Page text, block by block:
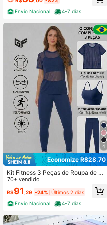
Quase esgotado!
Envio Nacional
4-7 dias
4
Economize R$28,70
Kit Fitness 3 Peças de Roupa de Ac
ademia Feminino – Blusa de Tule +
Top com Bojo + Calça Legging - Co
njunto Academia Feminino 3 Peças
– Camiseta de Tule + Top com Bojo
+ Legging Feminina
70+ vendido
R$91 ,29 -24% Últimos 2 dias
Envio Nacional
4-7 dias